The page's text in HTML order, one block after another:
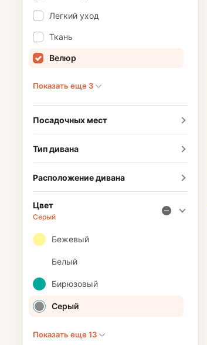
Легкий уход
Ткань
Велюр
Показать еще 3
Посадочных мест
Тип дивана
Расположение дивана
Серый
Цвет
Бежевый
Белый
Бирюзовый
Серый
Показать еще 13